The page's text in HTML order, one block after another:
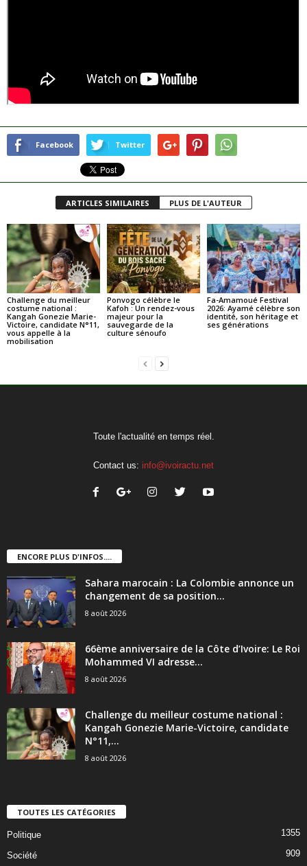
Facebook Twitter
ARTICLES SIMILAIRES PLUS DE L'AUTEUR
Challenge du meilleur
costume national :
Kangah Gonezie Marie-
Victoire, candidate N°11,
vous appelle à la
mobilisation
Ponvogo célèbre le
Kafoh : Un rendez-vous
majeur pour la
sauvegarde de la
culture sénoufo
Fa-Amamoué Festival
2026: Ayamé célèbre son
identité, son héritage et
ses générations
Toute l'actualité en temps réel.
Contact us: info@ivoiractu.net
ENCORE PLUS D'INFOS....
Sahara marocain : La Colombie annonce un
changement de sa position...
8 août 2026
66ème anniversaire de la Côte d’Ivoire: Le Roi
Mohammed VI adresse...
8 août 2026
Challenge du meilleur costume national :
Kangah Gonezie Marie-Victoire, candidate
N°11,...
8 août 2026
TOUTES LES CATÉGORIES
Politique 1355
Société 909